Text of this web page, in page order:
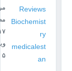
۵